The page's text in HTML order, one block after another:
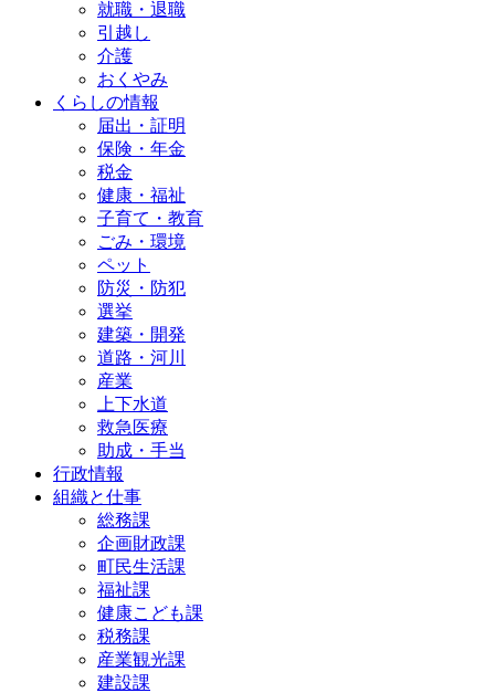
就職・退職
引越し
介護
おくやみ
くらしの情報
届出・証明
保険・年金
税金
健康・福祉
子育て・教育
ごみ・環境
ペット
防災・防犯
選挙
建築・開発
道路・河川
産業
上下水道
救急医療
助成・手当
行政情報
組織と仕事
総務課
企画財政課
町民生活課
福祉課
健康こども課
税務課
産業観光課
建設課